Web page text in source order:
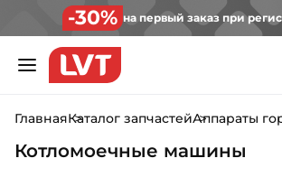
-30% на первый заказ при
ГлавнаяКаталог запчастейАппараты
Котломоечные машины